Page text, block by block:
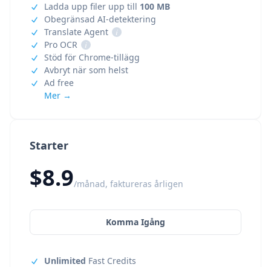
Starter
$8.9/månad, faktureras årligen
Komma Igång
Unlimited Fast Credits
Ladda upp filer upp till 100 MB
Obegränsad AI-detektering
Translate Agent
i
Pro OCR
i
Stöd för Chrome-tillägg
Avbryt när som helst
Ad free
Mer →